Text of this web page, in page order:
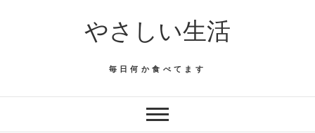
やさしい生活
毎日何か食べてます